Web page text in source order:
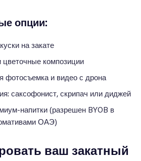
опции:
на закате
цветочные композиции
фотосъемка и видео с дрона
саксофонист, скрипач или диджей
напитки (разрешен BYOB в
ОАЭ)
ваш закатный